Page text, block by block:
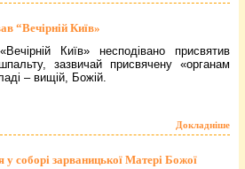
“Вечірній Київ»
Київ» несподівано присвятив
зазвичай присвячену «органам
– вищій, Божій.
Докладніше
у соборі зарваницької Матері Божої